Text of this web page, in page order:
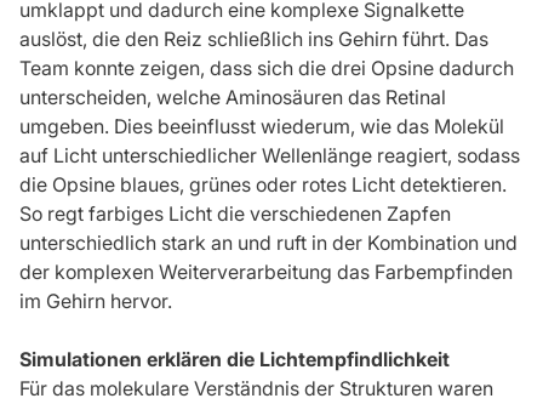
umklappt und dadurch eine komplexe Signalkette
auslöst, die den Reiz schließlich ins Gehirn führt. Das
Team konnte zeigen, dass sich die drei Opsine dadurch
unterscheiden, welche Aminosäuren das Retinal
umgeben. Dies beeinflusst wiederum, wie das Molekül
auf Licht unterschiedlicher Wellenlänge reagiert, sodass
die Opsine blaues, grünes oder rotes Licht detektieren.
So regt farbiges Licht die verschiedenen Zapfen
unterschiedlich stark an und ruft in der Kombination und
der komplexen Weiterverarbeitung das Farbempfinden
im Gehirn hervor.
Simulationen erklären die Lichtempfindlichkeit
Für das molekulare Verständnis der Strukturen waren